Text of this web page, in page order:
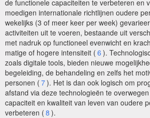
de functionele capaciteiten te verbeteren en
moedigen internationale richtlijnen oudere
wekelijks (3 of meer keer per week)
activiteiten uit te voeren, bestaande uit
met nadruk op functioneel evenwicht en
matige of hogere intensiteit ( 6 ).
zoals digitale tools, bieden nieuwe
begeleiding, de behandeling en zelfs het
personen ( 7). Het is dan ook logisch om
afstand via deze technologieën te
capaciteit en kwaliteit van leven van oudere
verbeteren ( 8 ).